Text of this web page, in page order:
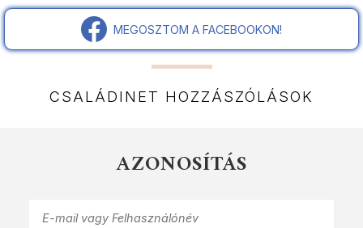
MEGOSZTOM A FACEBOOKON!
CSALÁDINET HOZZÁSZÓLÁSOK
AZONOSÍTÁS